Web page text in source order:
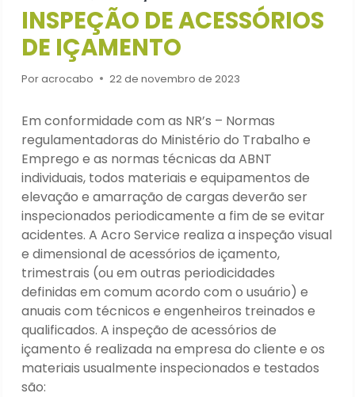
INSPEÇÃO DE ACESSÓRIOS
DE IÇAMENTO
Poracrocabo 22 de novembro de 2023
Em conformidade com as NR’s – Normas
regulamentadoras do Ministério do Trabalho e
Emprego e as normas técnicas da ABNT
individuais, todos materiais e equipamentos de
elevação e amarração de cargas deverão ser
inspecionados periodicamente a fim de se evitar
acidentes. A Acro Service realiza a inspeção visual
e dimensional de acessórios de içamento,
trimestrais (ou em outras periodicidades
definidas em comum acordo com o usuário) e
anuais com técnicos e engenheiros treinados e
qualificados. A inspeção de acessórios de
içamento é realizada na empresa do cliente e os
materiais usualmente inspecionados e testados
são: